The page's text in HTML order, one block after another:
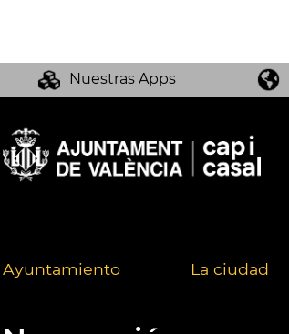
Nuestras Apps
Ayuntamiento La ciudad